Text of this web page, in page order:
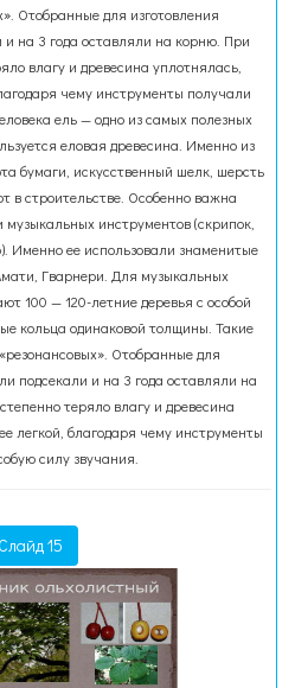
Отобранные для изготовления
и на 3 года оставляли на корню. При
влагу и древесина уплотнялась,
чему инструменты получали
ель — одно из самых полезных
еловая древесина. Именно из
бумаги, искусственный шелк, шерсть
в строительстве. Особенно важна
музыкальных инструментов (скрипок,
Именно ее использовали знаменитые
Гварнери. Для музыкальных
100 — 120-летние деревья с особой
кольца одинаковой толщины. Такие
Отобранные для
подсекали и на 3 года оставляли на
теряло влагу и древесина
легкой, благодаря чему инструменты
силу звучания.
Слайд 15